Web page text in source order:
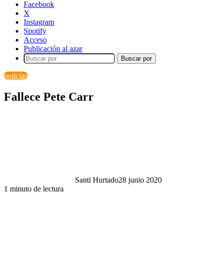
Facebook
X
Instagram
Spotify
Acceso
Publicación al azar
Buscar por
noticias
Fallece Pete Carr
Santi Hurtado28 junio 2020
1 minuto de lectura